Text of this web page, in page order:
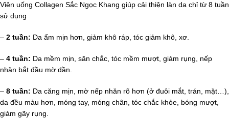
Viên uống Collagen Sắc Ngọc Khang giúp cải thiện làn da chỉ từ 8 tuần
sử dụng
– 2 tuần: Da ẩm mịn hơn, giảm khô ráp, tóc giảm khô, xơ.
– 4 tuần: Da mềm mịn, săn chắc, tóc mềm mượt, giảm rụng, nếp
nhăn bắt đầu mờ dần.
– 8 tuần: Da căng mịn, mờ nếp nhăn rõ hơn (ở đuôi mắt, trán, mặt…),
da đều màu hơn, móng tay, móng chân, tóc chắc khỏe, bóng mượt,
giảm gãy rụng.